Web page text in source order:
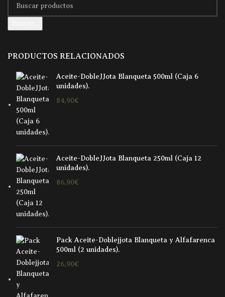
PRODUCTOS RELACIONADOS
Aceite-DobleJJota Blanqueta 500ml (Caja 6
unidades).
84,90€
Aceite-DobleJJota Blanqueta 250ml (Caja 12
unidades).
86,90€
Pack Aceite-Doblejjota Blanqueta y Alfafarenca
500ml (2 unidades).
26,90€